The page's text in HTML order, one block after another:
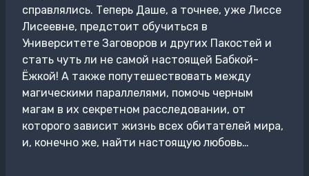
справлялись. Теперь Даше, а точнее, уже Лиссе
Лисеевне, предстоит обучиться в
Университете Заговоров и других Пакостей и
стать чуть ли не самой настоящей Бабкой-
Ёжкой! А также попутешествовать между
магическими параллелями, помочь черным
магам в их секретном расследовании, от
которого зависит жизнь всех обитателей мира,
и, конечно же, найти настоящую любовь…